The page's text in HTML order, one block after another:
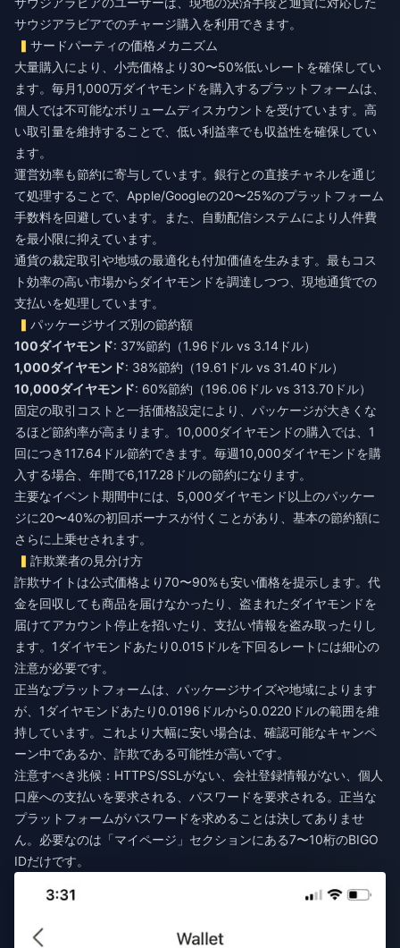
サウジアラビアでのチャージ購入 を利用できます。
サードパーティの価格メカニズム
大量購入により、小売価格より30〜50%低いレートを確保してい
ます。毎月1,000万ダイヤモンドを購入するプラットフォームは、
個人では不可能なボリュームディスカウントを受けています。高
い取引量を維持することで、低い利益率でも収益性を確保してい
ます。
運営効率も節約に寄与しています。銀行との直接チャネルを通じ
て処理することで、Apple/Googleの20〜25%のプラットフォーム
手数料を回避しています。また、自動配信システムにより人件費
を最小限に抑えています。
通貨の裁定取引や地域の最適化も付加価値を生みます。最もコス
ト効率の高い市場からダイヤモンドを調達しつつ、現地通貨での
支払いを処理しています。
パッケージサイズ別の節約額
100ダイヤモンド: 37%節約（1.96ドル vs 3.14ドル）
1,000ダイヤモンド: 38%節約（19.61ドル vs 31.40ドル）
10,000ダイヤモンド: 60%節約（196.06ドル vs 313.70ドル）
固定の取引コストと一括価格設定により、パッケージが大きくな
るほど節約率が高まります。10,000ダイヤモンドの購入では、1
回につき117.64ドル節約できます。毎週10,000ダイヤモンドを購
入する場合、年間で6,117.28ドルの節約になります。
主要なイベント期間中には、5,000ダイヤモンド以上のパッケー
ジに20〜40%の初回ボーナスが付くことがあり、基本の節約額に
さらに上乗せされます。
詐欺業者の見分け方
詐欺サイトは公式価格より70〜90%も安い価格を提示します。代
金を回収しても商品を届けなかったり、盗まれたダイヤモンドを
届けてアカウント停止を招いたり、支払い情報を盗み取ったりし
ます。1ダイヤモンドあたり0.015ドルを下回るレートには細心の
注意が必要です。
正当なプラットフォームは、パッケージサイズや地域によります
が、1ダイヤモンドあたり0.0196ドルから0.0220ドルの範囲を維
持しています。これより大幅に安い場合は、確認可能なキャンペ
ーン中であるか、詐欺である可能性が高いです。
注意すべき兆候：HTTPS/SSLがない、会社登録情報がない、個人
口座への支払いを要求される、パスワードを要求される。正当な
プラットフォームがパスワードを求めることは決してありませ
ん。必要なのは「マイページ」セクションにある7〜10桁のBIGO
IDだけです。